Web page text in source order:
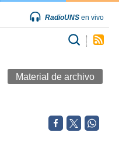
RadioUNSen vivo
Material de archivo